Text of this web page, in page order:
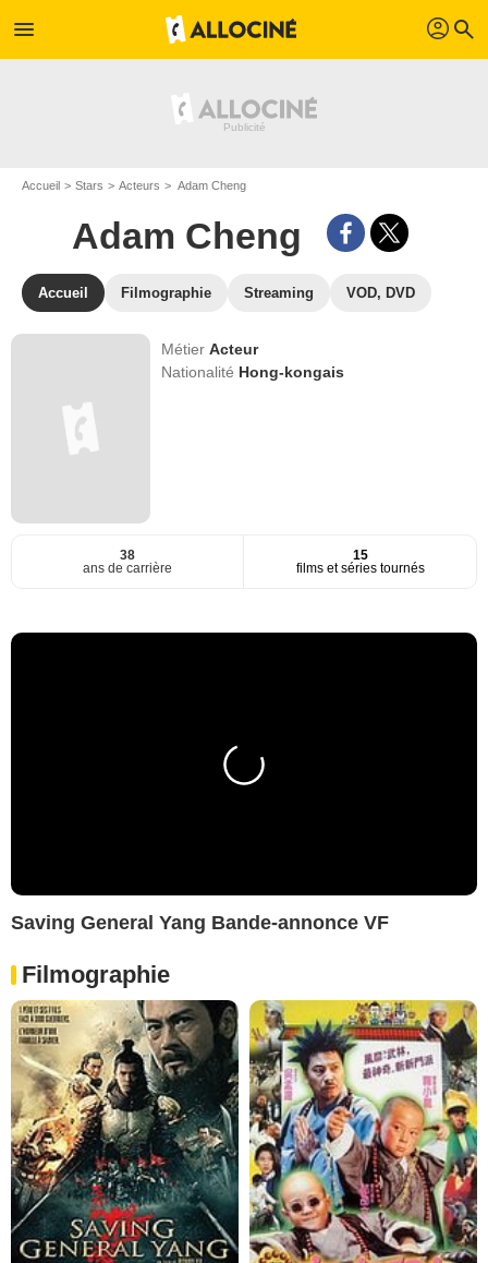
menu profil search
Accueil Stars Acteurs Adam Cheng
Adam Cheng
Accueil Filmographie Streaming VOD, DVD
MétierActeur
Nationalité Hong-kongais
38
ans de carrière
15
films et séries tournés
Saving General Yang Bande-annonce VF
Filmographie